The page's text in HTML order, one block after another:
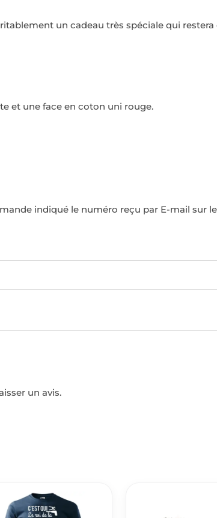
un cadeau très spéciale qui
et une face en coton uni rouge.
indiqué le numéro reçu par E-mail sur
un avis.